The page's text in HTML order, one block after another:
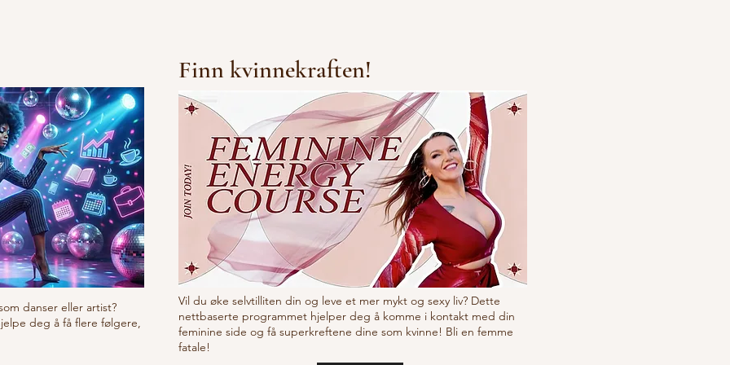
danser eller artist?
deg å få flere følgere,
Finn kvinnekraften!
Vil du øke selvtilliten din og leve et mer mykt og sexy liv? Dette
nettbaserte programmet hjelper deg å komme i kontakt med din
feminine side og få superkreftene dine som kvinne! Bli en femme
fatale!